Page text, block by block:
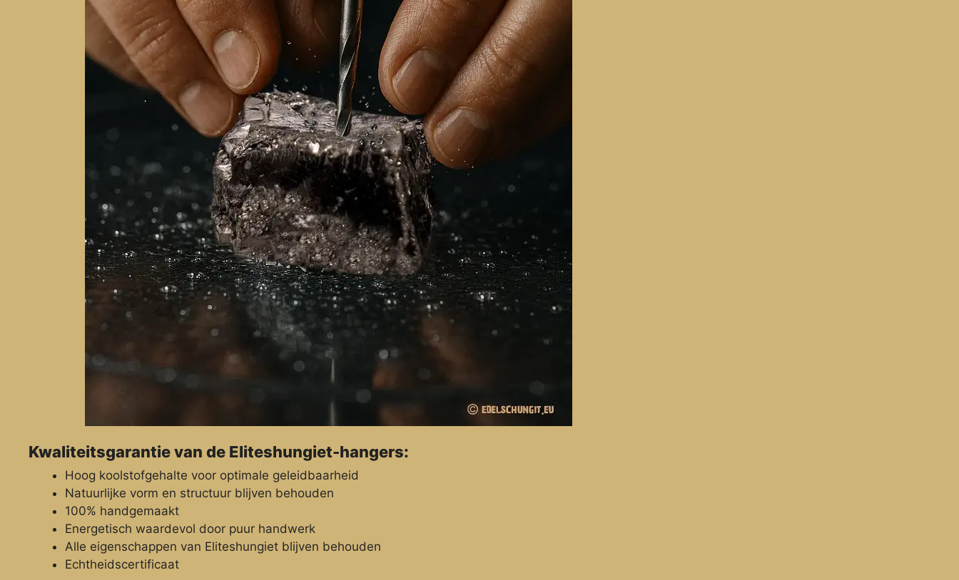
Kwaliteitsgarantie van de Eliteshungiet-hangers:
Hoog koolstofgehalte voor optimale geleidbaarheid
Natuurlijke vorm en structuur blijven behouden
100% handgemaakt
Energetisch waardevol door puur handwerk
Alle eigenschappen van Eliteshungiet blijven behouden
Echtheidscertificaat